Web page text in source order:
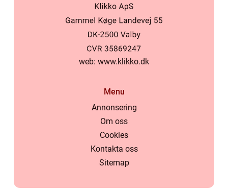
web: www.klikko.dk
Menu
Annonsering
Om oss
Cookies
Kontakta oss
Sitemap